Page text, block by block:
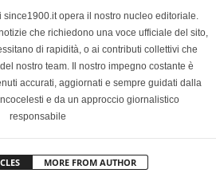
since1900.it opera il nostro nucleo editoriale.
che richiedono una voce ufficiale del sito,
di rapidità, o ai contributi collettivi che
nostro team. Il nostro impegno costante è
accurati, aggiornati e sempre guidati dalla
e da un approccio giornalistico
responsabile
MORE FROM AUTHOR